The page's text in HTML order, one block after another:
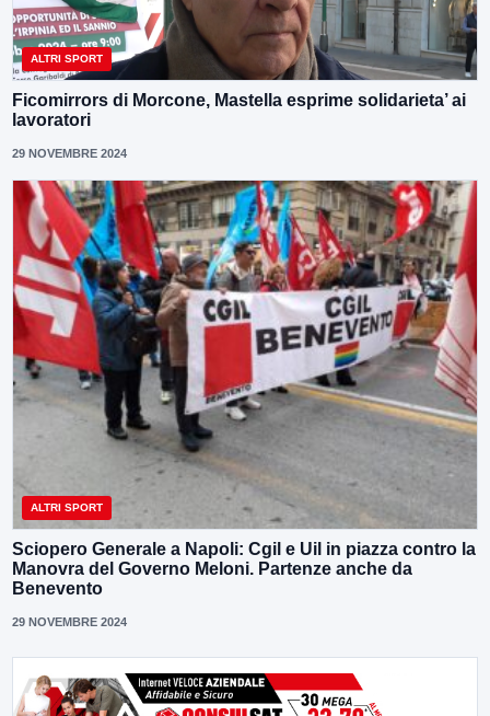
ALTRI SPORT
Ficomirrors di Morcone, Mastella esprime solidarieta’ ai
lavoratori
29 NOVEMBRE 2024
ALTRI SPORT
Sciopero Generale a Napoli: Cgil e Uil in piazza contro la
Manovra del Governo Meloni. Partenze anche da
Benevento
29 NOVEMBRE 2024